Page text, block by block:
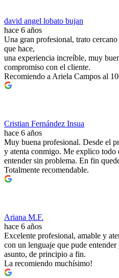
david angel lobato bujan
hace 6 años
Una gran profesional, trato
que hace,
una experiencia increíble, muy
compromiso con el cliente.
Recomiendo a Ariela Campos al
Cristian Fernández Insua
hace 6 años
Muy buena profesional. Desde el
y atenta conmigo. Me explico todo
entender sin problema. En fin
Totalmente recomendable.
Ariana M.F.
hace 6 años
Excelente profesional, amable y
con un lenguaje que pude
asunto, de principio a fin.
La recomiendo muchísimo!